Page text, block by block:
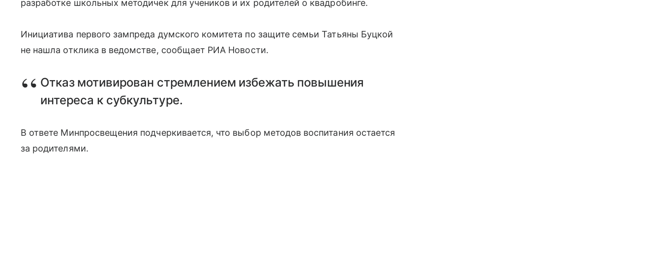
разработке школьных методичек для учеников и их родителей о квадробинге.
Инициатива первого зампреда думского комитета по защите семьи Татьяны Буцкой
не нашла отклика в ведомстве, сообщает РИА Новости.
Отказ мотивирован стремлением избежать повышения
интереса к субкультуре.
В ответе Минпросвещения подчеркивается, что выбор методов воспитания остается
за родителями.